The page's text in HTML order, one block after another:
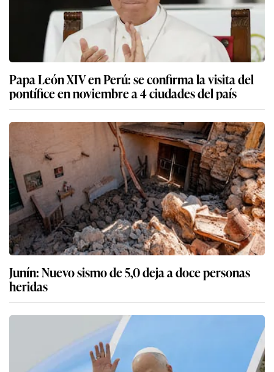
Papa León XIV en Perú: se confirma la visita del
pontífice en noviembre a 4 ciudades del país
Junín: Nuevo sismo de 5,0 deja a doce personas
heridas